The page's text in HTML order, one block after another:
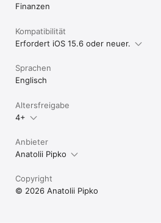
Finanzen
Kompatibilität
Erfordert iOS 15.6 oder neuer.
Sprachen
Englisch
Altersfreigabe
4+
Anbieter
Anatolii Pipko
Copyright
© 2026 Anatolii Pipko